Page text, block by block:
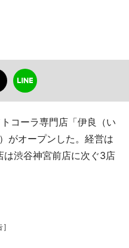
コーラ専門店「伊良（い
がオープンした。経営は
渋谷神宮前店に次ぐ3店